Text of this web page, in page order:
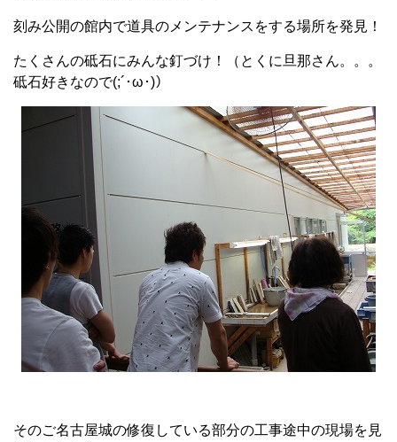
刻み公開の館内で道具のメンテナンスをする場所を発見！
たくさんの砥石にみんな釘づけ！（とくに旦那さん。。。
砥石好きなので(;´･ω･)）
そのご名古屋城の修復している部分の工事途中の現場を見